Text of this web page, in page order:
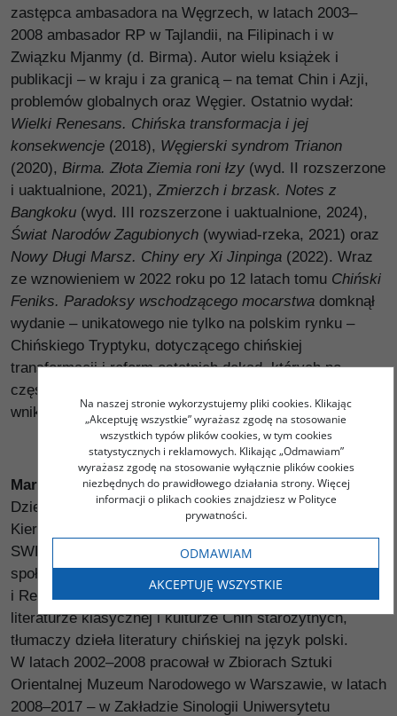
zastępca ambasadora na Węgrzech, w latach 2003–
2008 ambasador RP w Tajlandii, na Filipinach i w
Związku Mjanmy (d. Birma). Autor wielu książek i
publikacji – w kraju i za granicą – na temat Chin i Azji,
problemów globalnych oraz Węgier. Ostatnio wydał:
Wielki Renesans. Chińska transformacja i jej
konsekwencje (2018), Węgierski syndrom Trianon
(2020), Birma. Złota Ziemia roni łzy (wyd. II rozszerzone
i uaktualnione, 2021), Zmierzch i brzask. Notes z
Bangkoku (wyd. III rozszerzone i uaktualnione, 2024),
Świat Narodów Zagubionych (wywiad-rzeka, 2021) oraz
Nowy Długi Marsz. Chiny ery Xi Jinpinga (2022). Wraz
ze wznowieniem w 2022 roku po 12 latach tomu Chiński
Feniks. Paradoksy wschodzącego mocarstwa domknął
wydanie – unikatowego nie tylko na polskim rynku –
Chińskiego Tryptyku, dotyczącego chińskiej
transformacji i reform ostatnich dekad, których po
części był naocznym świadkiem, a niemal stale –
wnikliwym obserwatorem.
Marcin Jacoby– sinolog, tłumacz, literaturoznawca.
Dziekan Wydziału Nauk Humanistycznych oraz
Kierownik Zakładu Studiów Azjatyckich Uniwersytetu
SWPS. Ekspert zajmujący się zagadnieniami polityczno-
społecznymi regionu Azji Wschodniej, szczególnie Chin
i Republiki Korei. Naukowo specjalizuje się w chińskiej
literaturze klasycznej i kulturze Chin starożytnych,
tłumaczy dzieła literatury chińskiej na język polski.
W latach 2002–2008 pracował w Zbiorach Sztuki
Orientalnej Muzeum Narodowego w Warszawie, w latach
2008–2017 – w Zakładzie Sinologii Uniwersytetu
Na naszej stronie wykorzystujemy pliki cookies. Klikając
„Akceptuję wszystkie” wyrażasz zgodę na stosowanie
wszystkich typów plików cookies, w tym cookies
statystycznych i reklamowych. Klikając „Odmawiam”
wyrażasz zgodę na stosowanie wyłącznie plików cookies
niezbędnych do prawidłowego działania strony. Więcej
informacji o plikach cookies znajdziesz w Polityce
prywatności.
ODMAWIAM
AKCEPTUJĘ WSZYSTKIE